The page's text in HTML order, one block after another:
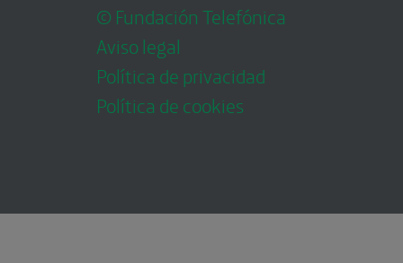
© Fundación Telefónica
Aviso legal
Política de privacidad
Política de cookies